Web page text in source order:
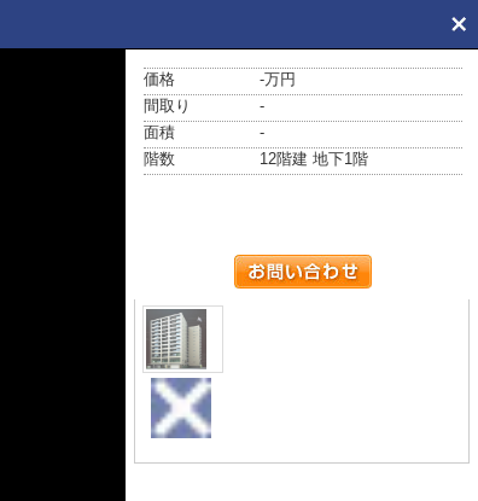
価格
-万円
間取り
-
面積
-
階数
12階建 地下1階
外観
外観